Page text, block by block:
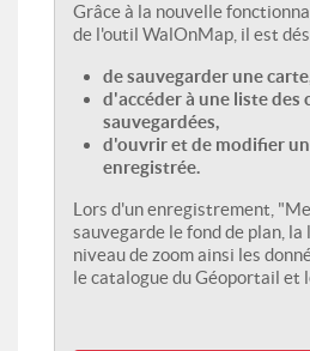
Grâce à la nouvelle
de l'outil WalOnMap, il est
de sauvegarder une
d'accéder à une liste des
sauvegardées,
d'ouvrir et de modifier
enregistrée.
Lors d'un enregistrement,
sauvegarde le fond de plan,
niveau de zoom ainsi les
le catalogue du Géoportail et